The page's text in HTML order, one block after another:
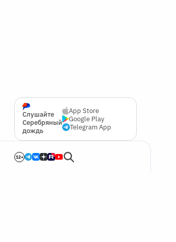
Слушайте
Серебряный
дождь
App Store
Google Play
Telegram App
12+